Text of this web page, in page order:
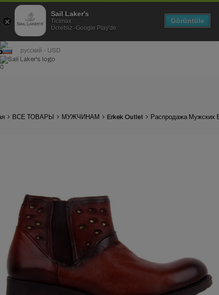
русский - USD
0
ВСЕ ТОВАРЫ МУЖЧИНАМ Erkek Outlet
Sail Laker's
Ticimax
Ücretsiz -Google Play'de
Görüntüle